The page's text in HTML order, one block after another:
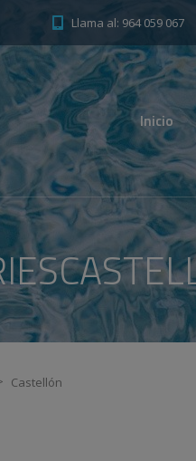
Llama al: 964 059 067
Inicio
Castellón